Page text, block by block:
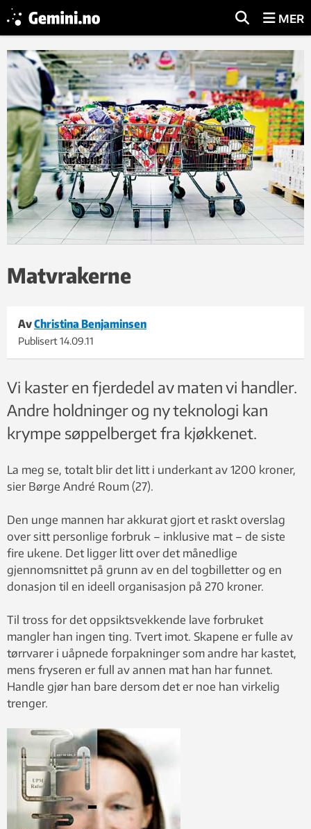
MER
Matvrakerne
AvChristina Benjaminsen
Publisert14.09.11
Vi kaster en fjerdedel av maten vi handler.
Andre holdninger og ny teknologi kan
krympe søppelberget fra kjøkkenet.
La meg se, totalt blir det litt i underkant av 1200 kroner,
sier Børge André Roum (27).
Den unge mannen har akkurat gjort et raskt overslag
over sitt personlige forbruk – inklusive mat – de siste
fire ukene. Det ligger litt over det månedlige
gjennomsnittet på grunn av en del togbilletter og en
donasjon til en ideell organisasjon på 270 kroner.
Til tross for det oppsiktsvekkende lave forbruket
mangler han ingen ting. Tvert imot. Skapene er fulle av
tørrvarer i uåpnede forpakninger som andre har kastet,
mens fryseren er full av annen mat han har funnet.
Handle gjør han bare dersom det er noe han virkelig
trenger.